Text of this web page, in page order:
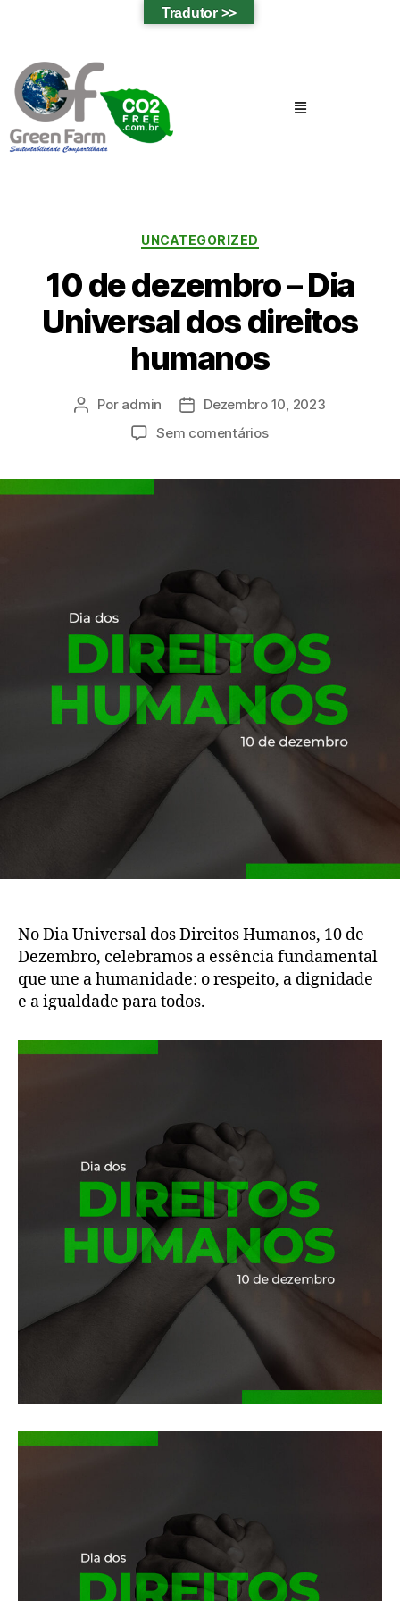
UNCATEGORIZED
10 de dezembro – Dia
Universal dos direitos
humanos
Por admin
Dezembro 10, 2023
Sem comentários
No Dia Universal dos Direitos Humanos, 10 de
Dezembro, celebramos a essência fundamental
que une a humanidade: o respeito, a dignidade
e a igualdade para todos.
Tradutor >>